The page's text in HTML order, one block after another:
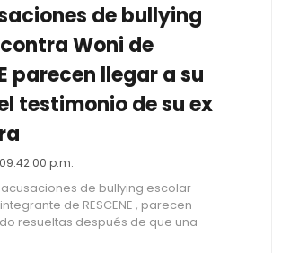
de bullying
Woni de
parecen llegar a su
testimonio de su ex
p.m.
de bullying escolar
de RESCENE , parecen
resueltas después de que una